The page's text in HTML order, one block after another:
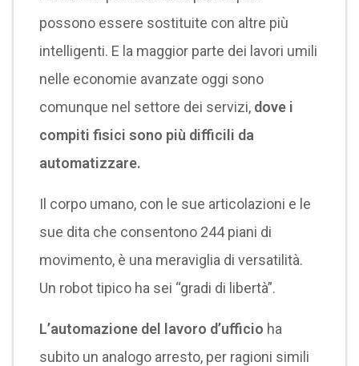
possono essere sostituite con altre più
intelligenti. E la maggior parte dei lavori umili
nelle economie avanzate oggi sono
comunque nel settore dei servizi, dove i
compiti fisici sono più difficili da
automatizzare.
Il corpo umano, con le sue articolazioni e le
sue dita che consentono 244 piani di
movimento, è una meraviglia di versatilità.
Un robot tipico ha sei “gradi di libertà”.
L’automazione del lavoro d’ufficio ha
subito un analogo arresto, per ragioni simili